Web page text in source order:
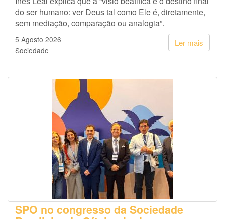
do ser humano: ver Deus tal como Ele é, diretamente,
sem mediação, comparação ou analogia”.
Ler mais
5 Agosto 2026
Sociedade
SPO no congresso da Sociedade